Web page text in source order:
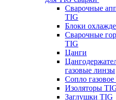
Сварочные
TIG
Блоки
Сварочные
TIG
Цанги
газовые линзы
Сопло
Изоляторы
Заглушки TIG